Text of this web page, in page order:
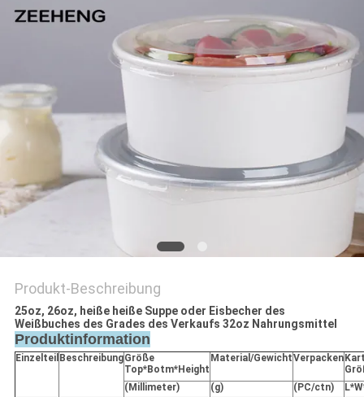
DATENSCHUTZRICHTLINIE
Produkt-Beschreibung
25oz, 26oz, heiße heiße Suppe oder Eisbecher des
Weißbuches des Grades des Verkaufs 32oz Nahrungsmittel
Produktinformation
Einzelteil BeschreibungGröße
Top*Botm*Height
Material/GewichtVerpacken
(Millimeter)
(g) (PC/ctn)